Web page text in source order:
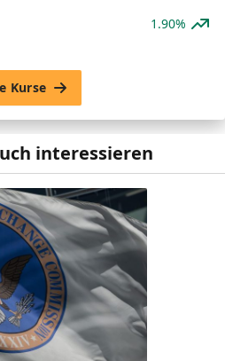
1.90%
Kurse
interessieren